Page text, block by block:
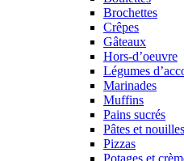
Brochettes
Crêpes
Gâteaux
Hors-d’oeuvre
Légumes
Marinades
Muffins
Pains sucrés
Pâtes et nouilles
Pizzas
Potages et